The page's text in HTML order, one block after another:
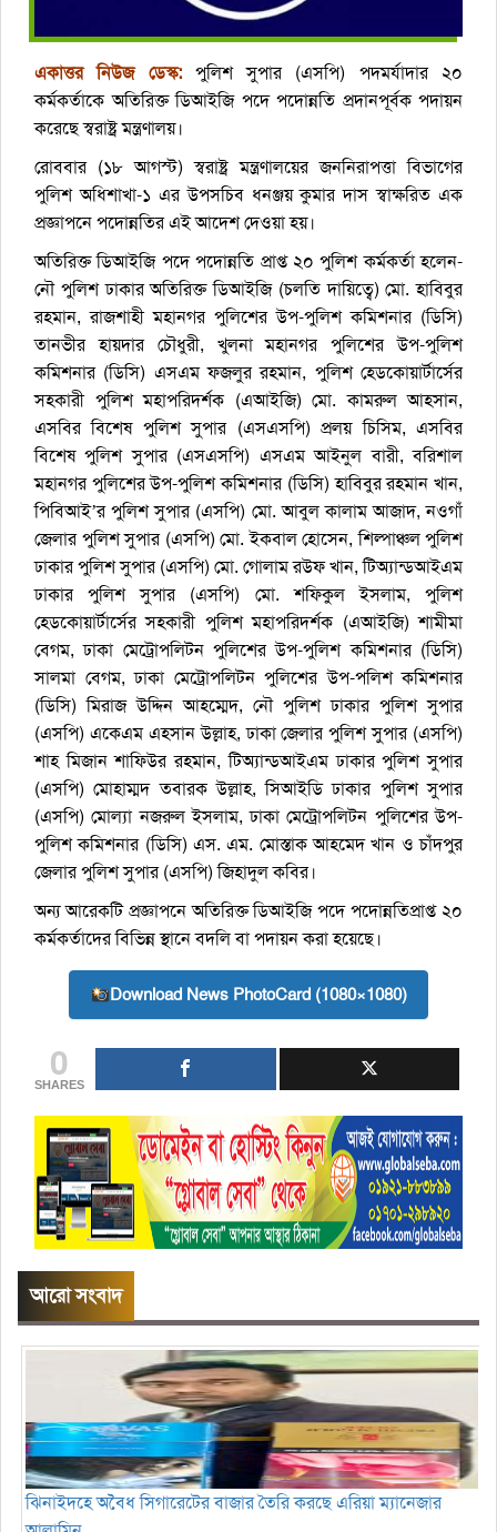
একাত্তর নিউজ ডেস্ক: পুলিশ সুপার (এসপি) পদমর্যাদার ২০
কর্মকর্তাকে অতিরিক্ত ডিআইজি পদে পদোন্নতি প্রদানপূর্বক পদায়ন
করেছে স্বরাষ্ট্র মন্ত্রণালয়।
রোববার (১৮ আগস্ট) স্বরাষ্ট্র মন্ত্রণালয়ের জননিরাপত্তা বিভাগের
পুলিশ অধিশাখা-১ এর উপসচিব ধনঞ্জয় কুমার দাস স্বাক্ষরিত এক
প্রজ্ঞাপনে পদোন্নতির এই আদেশ দেওয়া হয়।
অতিরিক্ত ডিআইজি পদে পদোন্নতি প্রাপ্ত ২০ পুলিশ কর্মকর্তা হলেন-
নৌ পুলিশ ঢাকার অতিরিক্ত ডিআইজি (চলতি দায়িত্বে) মো. হাবিবুর
রহমান, রাজশাহী মহানগর পুলিশের উপ-পুলিশ কমিশনার (ডিসি)
তানভীর হায়দার চৌধুরী, খুলনা মহানগর পুলিশের উপ-পুলিশ
কমিশনার (ডিসি) এসএম ফজলুর রহমান, পুলিশ হেডকোয়ার্টার্সের
সহকারী পুলিশ মহাপরিদর্শক (এআইজি) মো. কামরুল আহসান,
এসবির বিশেষ পুলিশ সুপার (এসএসপি) প্রলয় চিসিম, এসবির
বিশেষ পুলিশ সুপার (এসএসপি) এসএম আইনুল বারী, বরিশাল
মহানগর পুলিশের উপ-পুলিশ কমিশনার (ডিসি) হাবিবুর রহমান খান,
পিবিআই’র পুলিশ সুপার (এসপি) মো. আবুল কালাম আজাদ, নওগাঁ
জেলার পুলিশ সুপার (এসপি) মো. ইকবাল হোসেন, শিল্পাঞ্চল পুলিশ
ঢাকার পুলিশ সুপার (এসপি) মো. গোলাম রউফ খান, টিঅ্যান্ডআইএম
ঢাকার পুলিশ সুপার (এসপি) মো. শফিকুল ইসলাম, পুলিশ
হেডকোয়ার্টার্সের সহকারী পুলিশ মহাপরিদর্শক (এআইজি) শামীমা
বেগম, ঢাকা মেট্রোপলিটন পুলিশের উপ-পুলিশ কমিশনার (ডিসি)
সালমা বেগম, ঢাকা মেট্রোপলিটন পুলিশের উপ-পলিশ কমিশনার
(ডিসি) মিরাজ উদ্দিন আহম্মেদ, নৌ পুলিশ ঢাকার পুলিশ সুপার
(এসপি) একেএম এহসান উল্লাহ, ঢাকা জেলার পুলিশ সুপার (এসপি)
শাহ মিজান শাফিউর রহমান, টিঅ্যান্ডআইএম ঢাকার পুলিশ সুপার
(এসপি) মোহাম্মদ তবারক উল্লাহ, সিআইডি ঢাকার পুলিশ সুপার
(এসপি) মোল্যা নজরুল ইসলাম, ঢাকা মেট্রোপলিটন পুলিশের উপ-
পুলিশ কমিশনার (ডিসি) এস. এম. মোস্তাক আহমেদ খান ও চাঁদপুর
জেলার পুলিশ সুপার (এসপি) জিহাদুল কবির।
অন্য আরেকটি প্রজ্ঞাপনে অতিরিক্ত ডিআইজি পদে পদোন্নতিপ্রাপ্ত ২০
কর্মকর্তাদের বিভিন্ন স্থানে বদলি বা পদায়ন করা হয়েছে।
Download News PhotoCard (1080×1080)
0
SHARES
আরো সংবাদ
ঝিনাইদহে অবৈধ সিগারেটের বাজার তৈরি করছে এরিয়া ম্যানেজার